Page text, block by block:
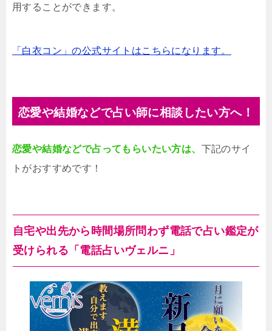
用することができます。
「白衣コン」の公式サイトはこちらになります。
恋愛や結婚などで占い師に相談したい方へ！
恋愛や結婚などで占ってもらいたい方は、 下記のサイ
トがおすすめです！
自宅や出先から時間場所問わず電話で占い鑑定が
受けられる「電話占いヴェルニ」